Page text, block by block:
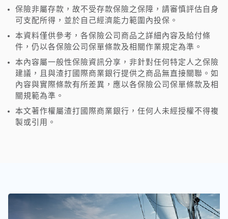
保險非屬存款，故不受存款保險之保障，請審慎評估自身
可支配所得，並於自己經濟能力範圍內投保。
本資料僅供參考，各保險公司商品之詳細內容及給付條
件，仍以各保險公司保單條款及相關作業規定為準。
本內容屬一般性保險資訊分享，非針對任何特定人之保險
建議，且與渣打國際商業銀行提供之商品無直接關聯。如
內容與實際條款有所差異，應以各保險公司保單條款及相
關規範為準。
本文著作權屬渣打國際商業銀行，任何人未經授權不得複
製或引用。